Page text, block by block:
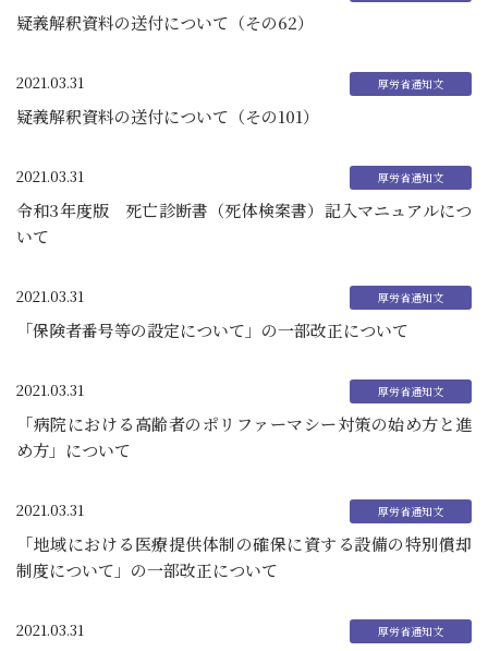
疑義解釈資料の送付について（その62）
2021.03.31
疑義解釈資料の送付について（その101）
2021.03.31
令和3年度版 死亡診断書（死体検案書）記入マニュアルにつ
いて
2021.03.31
「保険者番号等の設定について」の一部改正について
2021.03.31
「病院における高齢者のポリファーマシー対策の始め方と進
め方」について
2021.03.31
「地域における医療提供体制の確保に資する設備の特別償却
制度について」の一部改正について
2021.03.31